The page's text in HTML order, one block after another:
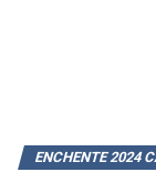
ENCHENTE 2024